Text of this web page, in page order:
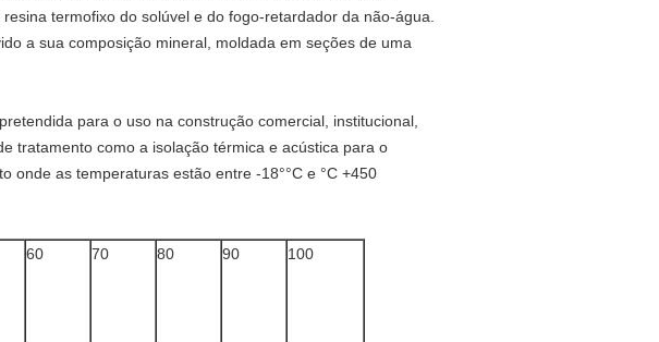
termofixo do solúvel e do fogo-retardador da não-água.
a sua composição mineral, moldada em seções de uma
para o uso na construção comercial, institucional,
tratamento como a isolação térmica e acústica para o
onde as temperaturas estão entre -18°°C e °C +450
60 70 80 90 100